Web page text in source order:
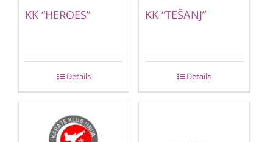
KK “HEROES”
Details
KK “TEŠANJ”
Details